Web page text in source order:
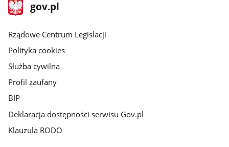
stopka
gov.plStrona
gov.pl
Rządowe Centrum Legislacji
Polityka cookies
Służba cywilna
Profil zaufany
BIP
Deklaracja dostępności serwisu Gov.pl
Klauzula RODO